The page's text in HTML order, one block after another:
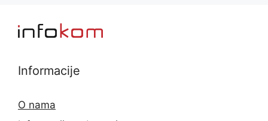
Informacije
O nama